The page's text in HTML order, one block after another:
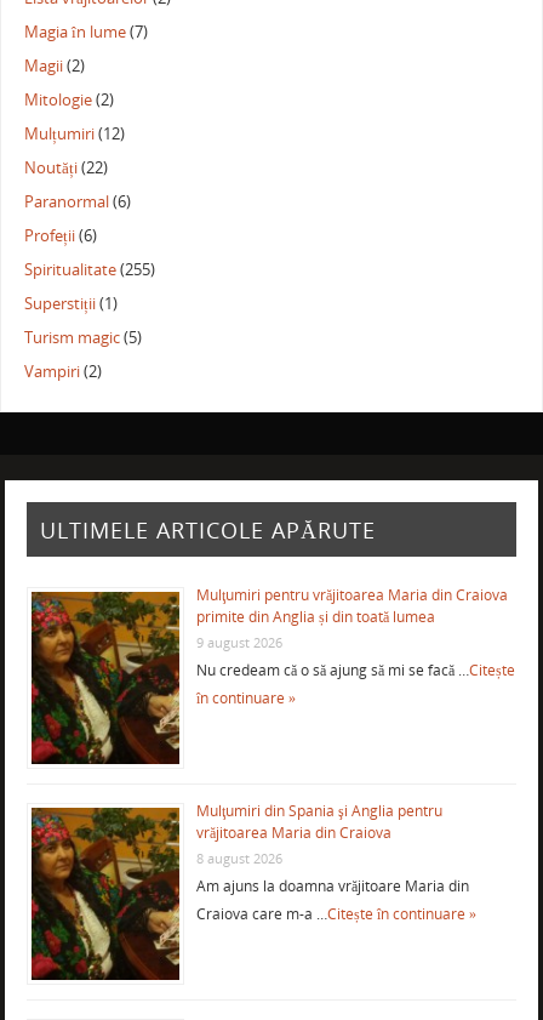
Magia în lume(7)
Magii(2)
Mitologie(2)
Mulțumiri(12)
Noutăți(22)
Paranormal(6)
Profeții(6)
Spiritualitate(255)
Superstiții(1)
Turism magic(5)
Vampiri(2)
ULTIMELE ARTICOLE APĂRUTE
Mulţumiri pentru vrăjitoarea Maria din Craiova
primite din Anglia și din toată lumea
9 august 2026
Nu credeam că o să ajung să mi se facă …Citește
în continuare »
Mulţumiri din Spania şi Anglia pentru
vrăjitoarea Maria din Craiova
8 august 2026
Am ajuns la doamna vrăjitoare Maria din
Craiova care m-a …Citește în continuare »